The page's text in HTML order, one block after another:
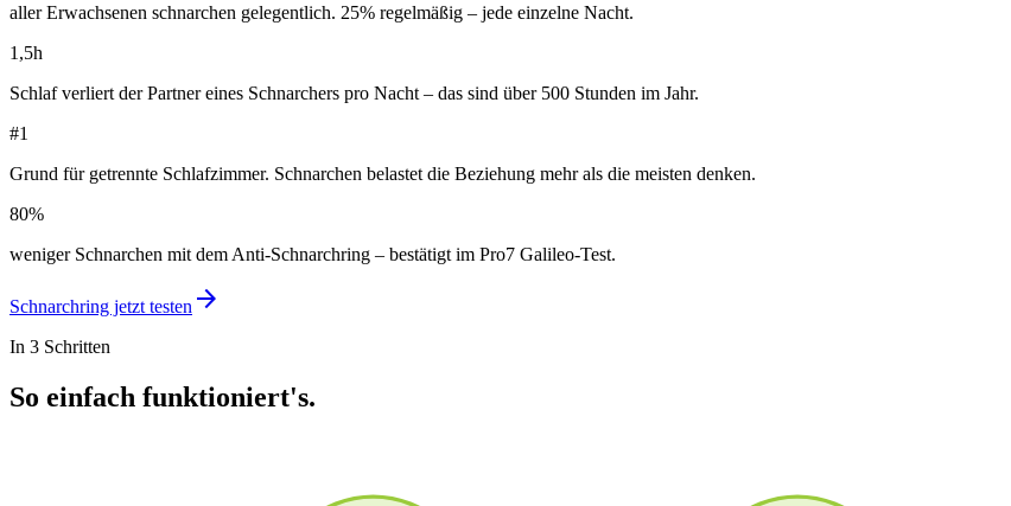
aller Erwachsenen schnarchen gelegentlich. 25% regelmäßig – jede einzelne Nacht.
1,5h
Schlaf verliert der Partner eines Schnarchers pro Nacht – das sind über 500 Stunden im Jahr.
#1
Grund für getrennte Schlafzimmer. Schnarchen belastet die Beziehung mehr als die meisten denken.
80%
weniger Schnarchen mit dem Anti-Schnarchring – bestätigt im Pro7 Galileo-Test.
Schnarchring jetzt testen arrow_forward
In 3 Schritten
So einfach funktioniert's.